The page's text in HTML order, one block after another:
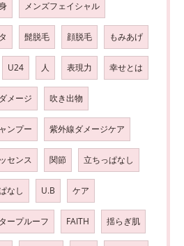
メンズフェイシャル
髭脱毛 顔脱毛 もみあげ
U24 人 表現力 幸せとは
メージ 吹き出物
ンプー 紫外線ダメージケア
センス 関節 立ちっぱなし
なし U.B ケア
ープルーフ FAITH 揺らぎ肌